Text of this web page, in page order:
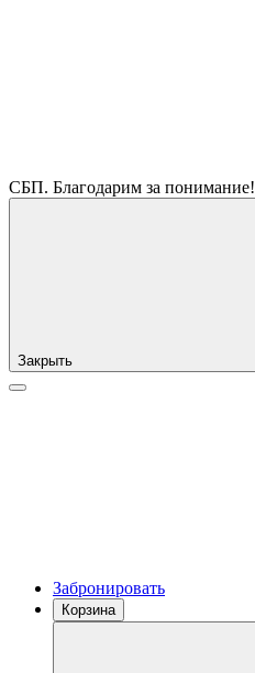
СБП. Благодарим за понимание!
Закрыть
Забронировать
Корзина